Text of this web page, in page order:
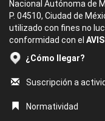
Nacional Autónoma de
P. 04510, Ciudad de
utilizado con fines no
conformidad con el
¿Cómo llegar?
Suscripción a
Normatividad